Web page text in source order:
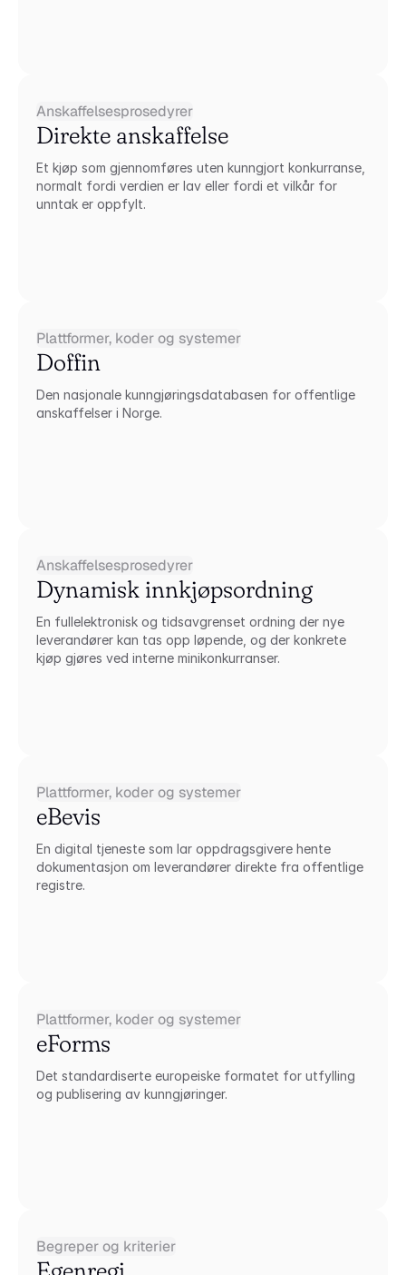
Anskaffelsesprosedyrer
Direkte anskaffelse
Et kjøp som gjennomføres uten kunngjort konkurranse,
normalt fordi verdien er lav eller fordi et vilkår for
unntak er oppfylt.
Plattformer, koder og systemer
Doffin
Den nasjonale kunngjøringsdatabasen for offentlige
anskaffelser i Norge.
Anskaffelsesprosedyrer
Dynamisk innkjøpsordning
En fullelektronisk og tidsavgrenset ordning der nye
leverandører kan tas opp løpende, og der konkrete
kjøp gjøres ved interne minikonkurranser.
Plattformer, koder og systemer
eBevis
En digital tjeneste som lar oppdragsgivere hente
dokumentasjon om leverandører direkte fra offentlige
registre.
Plattformer, koder og systemer
eForms
Det standardiserte europeiske formatet for utfylling
og publisering av kunngjøringer.
Begreper og kriterier